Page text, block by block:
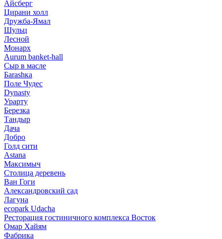
Айсберг
Цирани холл
Дружба-Ямал
Шульц
Лесной
Монарх
Aurum banket-hall
Сыр в масле
Баrаshка
Поле Чудес
Dynasty
Урарту
Березка
Тандыр
Дача
Добро
Голд сити
Astana
Максимыч
Столица деревень
Ван Гоги
Александровский сад
Лагуна
ecopark Udacha
Ресторация гостиничного комплекса Восток
Омар Хайям
Фабрика